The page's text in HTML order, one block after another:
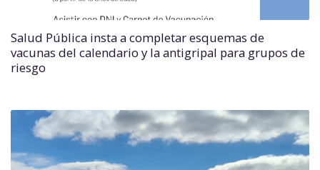
Salud Pública insta a completar esquemas de
vacunas del calendario y la antigripal para grupos de
riesgo